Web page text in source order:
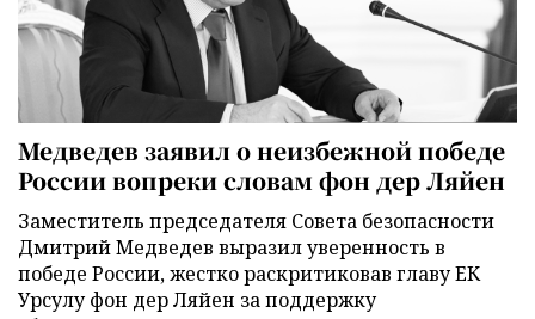
Медведев заявил о неизбежной победе
России вопреки словам фон дер Ляйен
Заместитель председателя Совета безопасности
Дмитрий Медведев выразил уверенность в
победе России, жестко раскритиковав главу ЕК
Урсулу фон дер Ляйен за поддержку